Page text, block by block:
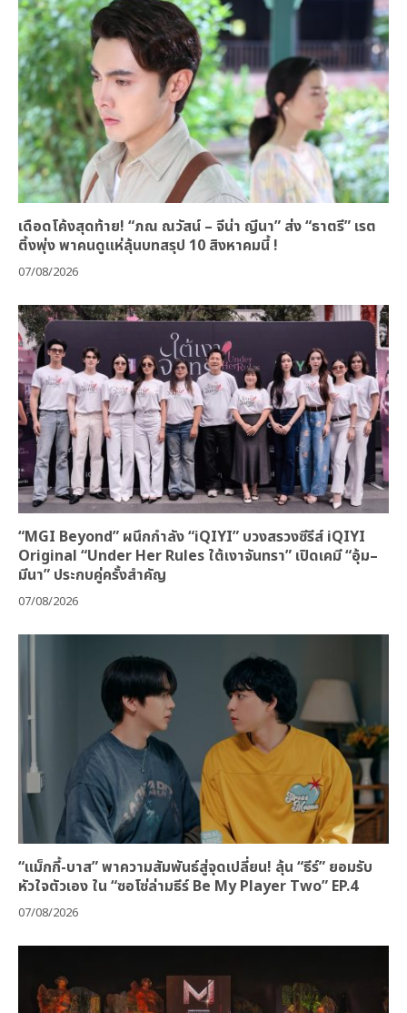
เดือดโค้งสุดท้าย! “ภณ ณวัสน์ – จีน่า ญีนา” ส่ง “ธาตรี” เรต
ติ้งพุ่ง พาคนดูแห่ลุ้นบทสรุป 10 สิงหาคมนี้ !
07/08/2026
“MGI Beyond” ผนึกกำลัง “iQIYI” บวงสรวงซีรีส์ iQIYI
Original “Under Her Rules ใต้เงาจันทรา” เปิดเคมี “อุ้ม–
มีนา” ประกบคู่ครั้งสำคัญ
07/08/2026
“แม็กกี้-บาส” พาความสัมพันธ์สู่จุดเปลี่ยน! ลุ้น “ธีร์” ยอมรับ
หัวใจตัวเอง ใน “ซอโซ่ล่ามธีร์ Be My Player Two” EP.4
07/08/2026